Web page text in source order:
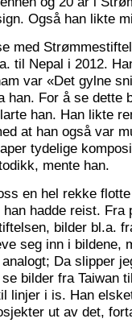
Også han likte
med
til Nepal i 2012.
var «Det gylne
han. For å se dette
han. Han likte
at han også var
tydelige
mente han.
en hel rekke
han hadde reist. Fra
bilder bl.a.
seg inn i bildene,
analogt; Da slipper
bilder fra Taiwan
linjer i is. Han
ut av det,